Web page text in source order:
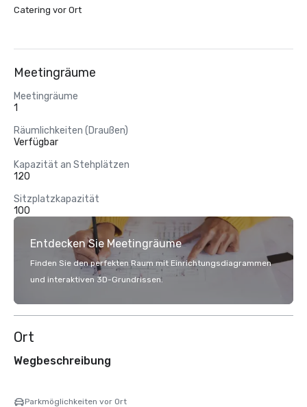
Catering vor Ort
Meetingräume
Meetingräume
1
Räumlichkeiten (Draußen)
Verfügbar
Kapazität an Stehplätzen
120
Sitzplatzkapazität
100
Entdecken Sie Meetingräume
Finden Sie den perfekten Raum mit Einrichtungsdiagrammen
und interaktiven 3D-Grundrissen.
Ort
Wegbeschreibung
Parkmöglichkeiten vor Ort